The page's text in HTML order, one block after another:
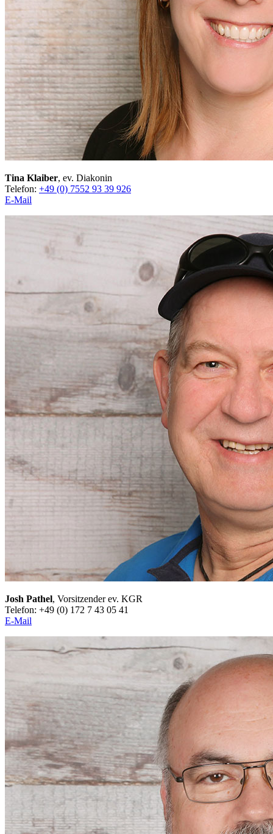
Tina Klaiber, ev. Diakonin
Telefon: +49 (0) 7552 93 39 926
E-Mail
Josh Pathel, Vorsitzender ev. KGR
Telefon: +49 (0) 172 7 43 05 41
E-Mail